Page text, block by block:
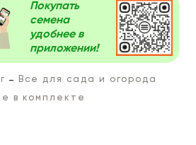
Покупать
семена
удобнее в
приложении!
Все для сада и огорода
в комплекте